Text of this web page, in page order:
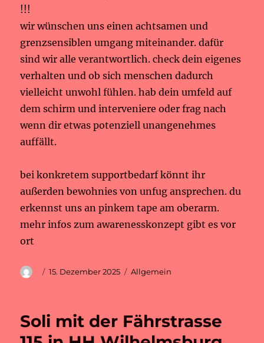
!!!
wir wünschen uns einen achtsamen und
grenzsensiblen umgang miteinander. dafür
sind wir alle verantwortlich. check dein eigenes
verhalten und ob sich menschen dadurch
vielleicht unwohl fühlen. hab dein umfeld auf
dem schirm und interveniere oder frag nach
wenn dir etwas potenziell unangenehmes
auffällt.
bei konkretem supportbedarf könnt ihr
außerden bewohnies von unfug ansprechen. du
erkennst uns an pinkem tape am oberarm.
mehr infos zum awarenesskonzept gibt es vor
ort
AutorVeröffentlicht
15. Dezember 2025 Kategorien
Allgemein
Soli mit der Fährstrasse